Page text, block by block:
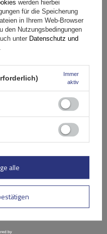
und profitieren Sie von
Ihnen nach Hause bei
Dachboxen und
werden hierbei
für die Speicherung
in Ihrem Web-Browser
den Nutzungsbedingungen
unter Datenschutz und
.
Immer
aktiv
alle